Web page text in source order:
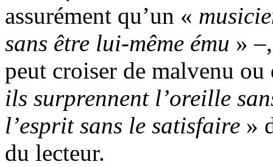
assurément qu’un «
sans être lui-même ému »
peut croiser de malvenu
ils surprennent l’oreille
l’esprit sans le satisfaire »
du lecteur.